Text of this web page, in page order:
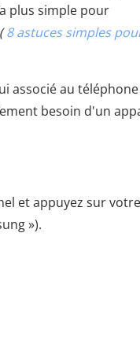
plus simple pour
(8 astuces simples
associé au téléphone
besoin d'un
et appuyez sur votre
»).